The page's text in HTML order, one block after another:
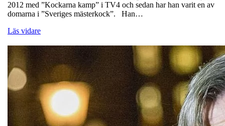
2012 med ”Kockarna kamp” i TV4 och sedan har han varit en av
domarna i ”Sveriges mästerkock”. Han…
Läs vidare